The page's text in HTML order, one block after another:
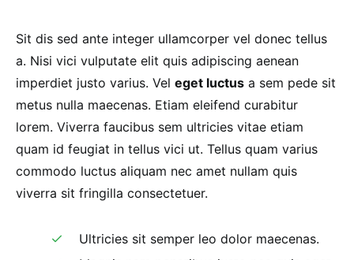
Sit dis sed ante integer ullamcorper vel donec tellus
a. Nisi vici vulputate elit quis adipiscing aenean
imperdiet justo varius. Vel eget luctus a sem pede sit
metus nulla maecenas. Etiam eleifend curabitur
lorem. Viverra faucibus sem ultricies vitae etiam
quam id feugiat in tellus vici ut. Tellus quam varius
commodo luctus aliquam nec amet nullam quis
viverra sit fringilla consectetuer.
Ultricies sit semper leo dolor maecenas.